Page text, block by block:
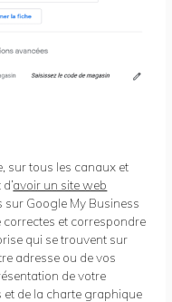
sur tous les canaux et
avoir un site web
sur Google My Business
et correspondre
qui se trouvent sur
adresse ou de vos
de votre
et de la charte graphique